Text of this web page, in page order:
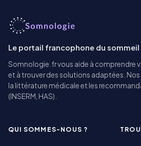
Le portail francophone du sommeil
Somnologie.fr vous aide à comprendre
et à trouver des solutions adaptées.
la littérature médicale et les
(INSERM, HAS).
QUI SOMMES-NOUS ?